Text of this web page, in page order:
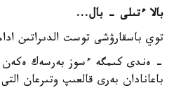
بالا ءتىلى - بال...
توي باسقارۋشى توست الدىراتىن
- ەندى كىمگە ءسوز بەرسەك
باعانادان بەرى قالعىپ وتىرعان